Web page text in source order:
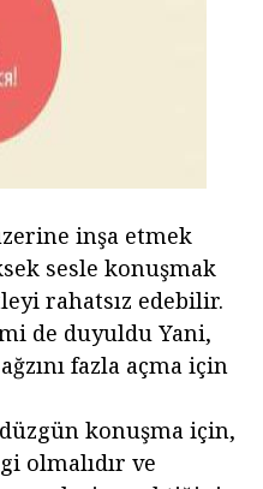
inşa etmek
sesle konuşmak
rahatsız edebilir.
de duyuldu Yani,
fazla açma için
konuşma için,
olmalıdır ve